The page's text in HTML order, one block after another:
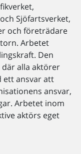
Sjöfartsverket,
och företrädare
Arbetet
Den
där alla aktörer
ett ansvar att
ansvar,
Arbetet inom
aktörs eget